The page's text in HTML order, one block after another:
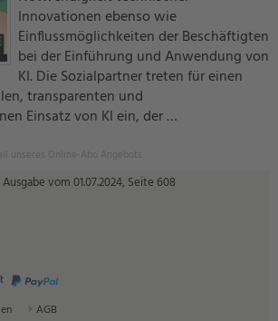
Innovationen ebenso wie
Einflussmöglichkeiten der Beschäftigten
bei der Einführung und Anwendung von
KI. Die Sozialpartner treten für einen
transparenten und
Einsatz von KI ein, der …
unseres Online-Abo Angebots.
vom 01.07.2024, Seite 608
AGB